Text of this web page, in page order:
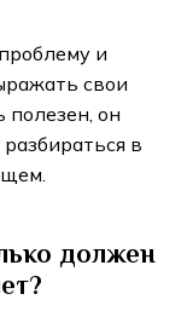
и
свои
полезен, он
в
должен